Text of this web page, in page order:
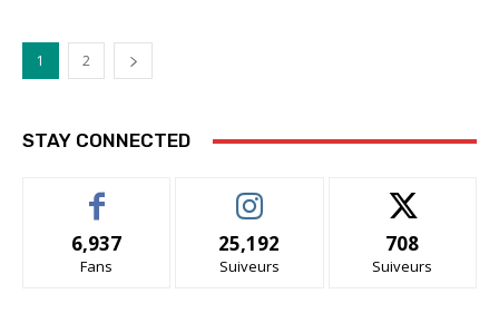
1 2
STAY CONNECTED
6,937
Fans
25,192
Suiveurs
708
Suiveurs